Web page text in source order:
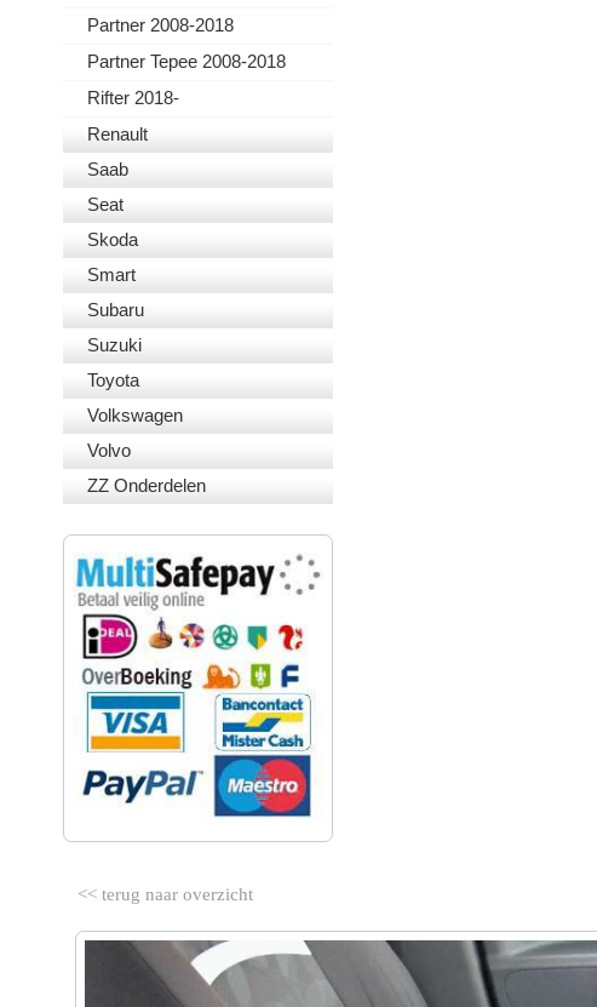
Partner 2008-2018
Partner Tepee 2008-2018
Rifter 2018-
Renault
Saab
Seat
Skoda
Smart
Subaru
Suzuki
Toyota
Volkswagen
Volvo
ZZ Onderdelen
<< terug naar overzicht